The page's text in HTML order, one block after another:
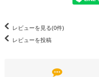
レビューを見る(0件)
レビューを投稿